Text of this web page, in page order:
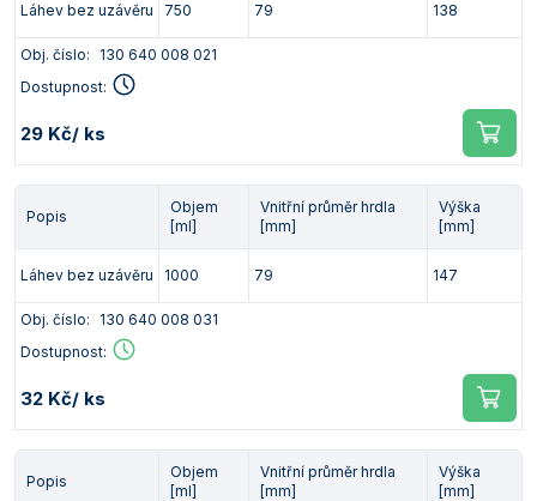
Láhev bez uzávěru 750 79 138
Obj. číslo:
130 640 008 021
Dostupnost:
29 Kč/ ks
Popis
Objem
[ml]
Vnitřní průměr hrdla
[mm]
Výška
[mm]
Láhev bez uzávěru 1000 79 147
Obj. číslo:
130 640 008 031
Dostupnost:
32 Kč/ ks
Popis
Objem
[ml]
Vnitřní průměr hrdla
[mm]
Výška
[mm]